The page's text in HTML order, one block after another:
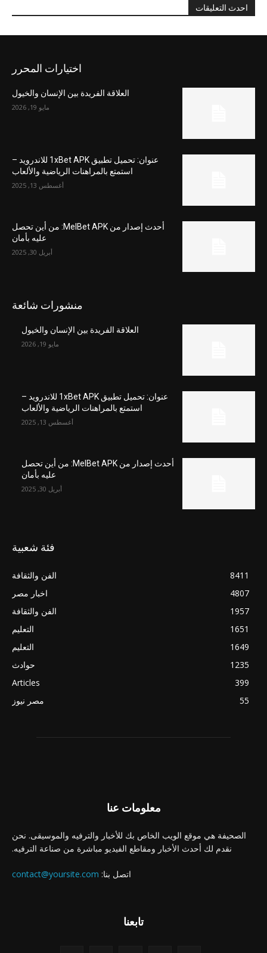
احدث التعليقات
اختيارات المحرر
العلاقة الفريدة بين الإنسان والخيول
مايو 19, 2026
عنوان: تحميل تطبيق 1xBet APK للاندرويد –
استمتع بالمراهنات الرياضية والألعاب
أغسطس 13, 2025
أحدث إصدار من MelBet APK: من أين تحصل
عليه بأمان
أبريل 30, 2025
منشورات شائعة
العلاقة الفريدة بين الإنسان والخيول
مايو 19, 2026
عنوان: تحميل تطبيق 1xBet APK للاندرويد –
استمتع بالمراهنات الرياضية والألعاب
أغسطس 13, 2025
أحدث إصدار من MelBet APK: من أين تحصل
عليه بأمان
أبريل 30, 2025
فئة شعبية
الفن والثقافة
8411
اخبار مصر
4807
الفن والثقافة
1957
التعليم
1651
التعليم
1649
حوادث
1235
Articles
399
مصر نيوز
55
معلومات عنا
الصحيفة هي موقع الويب الخاص بك للأخبار والترفيه والموسيقى. نحن
نقدم لك أحدث الأخبار ومقاطع الفيديو مباشرة من صناعة الترفيه.
اتصل بنا: contact@yoursite.com
تابعنا